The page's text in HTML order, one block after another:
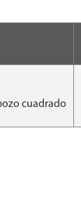
cuadrado